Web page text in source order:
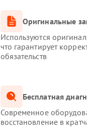
Оригинальные
Используются
что гарантирует
обязательств
Бесплатная
Современное
восстановление в